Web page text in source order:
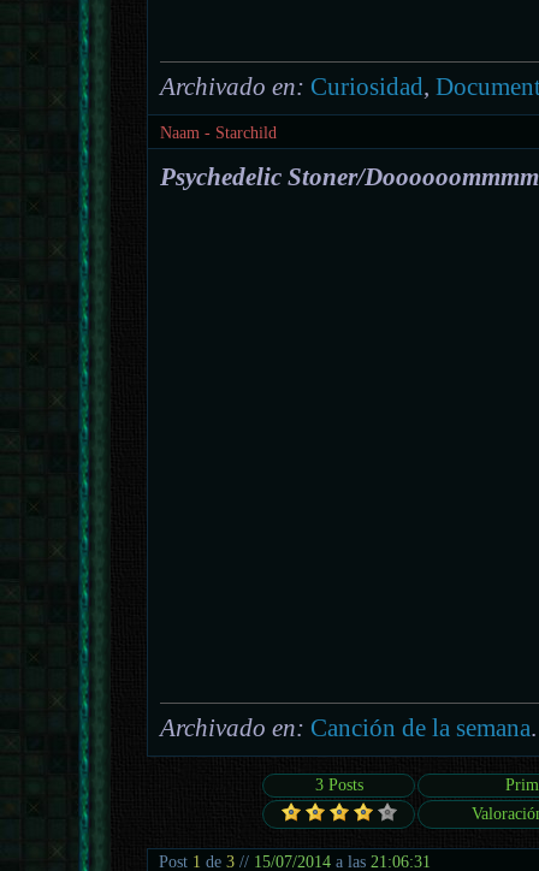
Archivado en: Curiosidad,
Naam - Starchild
Psychedelic Stoner/
Archivado en: Canción de la semana.
3 Posts
Post 1 de3 // 15/07/2014 a las 21:06:31